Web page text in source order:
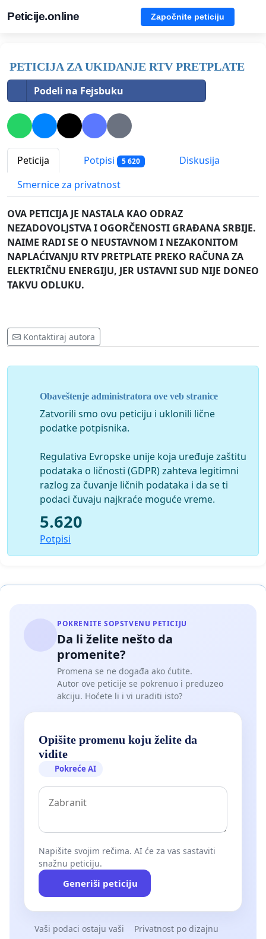
Peticije.online Započnite peticiju
PETICIJA ZA UKIDANJE RTV PRETPLATE
Podeli na Fejsbuku
Peticija Potpisi 5 620
Diskusija
Smernice za privatnost
OVA PETICIJA JE NASTALA KAO ODRAZ
NEZADOVOLJSTVA I OGORČENOSTI GRAĐANA SRBIJE.
NAIME RADI SE O NEUSTAVNOM I NEZAKONITOM
NAPLAĆIVANJU RTV PRETPLATE PREKO RAČUNA ZA
ELEKTRIČNU ENERGIJU, JER USTAVNI SUD NIJE DONEO
TAKVU ODLUKU.
Kontaktiraj autora
Obaveštenje administratora ove veb stranice
Zatvorili smo ovu peticiju i uklonili lične
podatke potpisnika.
Regulativa Evropske unije koja uređuje zaštitu
podataka o ličnosti (GDPR) zahteva legitimni
razlog za čuvanje ličnih podataka i da se ti
podaci čuvaju najkraće moguće vreme.
5.620
Potpisi
POKRENITE SOPSTVENU PETICIJU
Da li želite nešto da
promenite?
Promena se ne događa ako ćutite.
Autor ove peticije se pokrenuo i preduzeo
akciju. Hoćete li i vi uraditi isto?
Opišite promenu koju želite da
vidite
Pokreće AI
Napišite svojim rečima. AI će za vas sastaviti
snažnu peticiju.
Generiši peticiju
Vaši podaci ostaju vaši Privatnost po dizajnu